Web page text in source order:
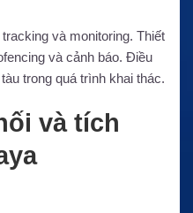
và monitoring. Thiết
và cảnh báo. Điều
trong quá trình khai thác.
và tích